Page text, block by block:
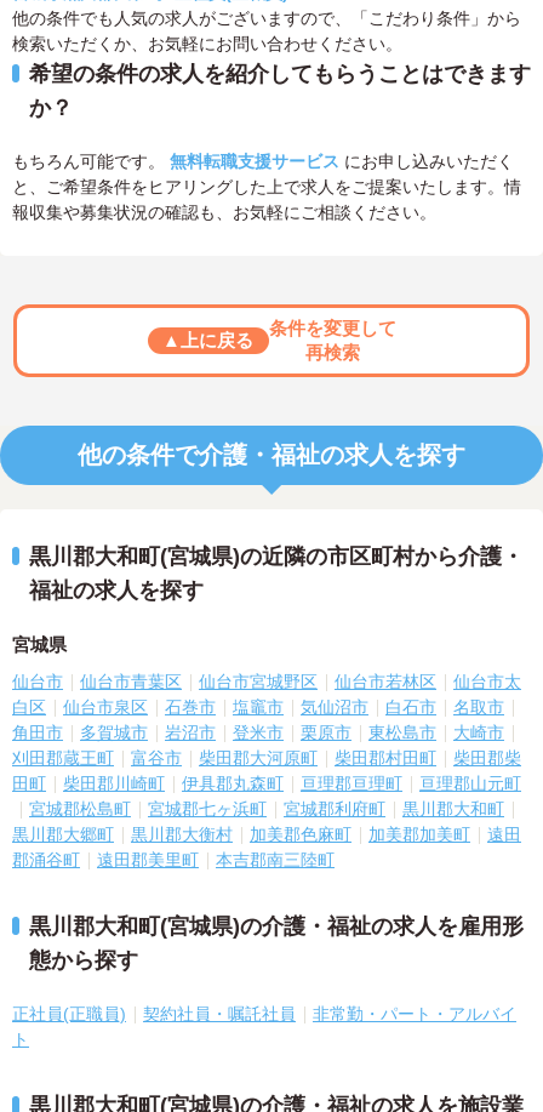
他の条件でも人気の求人がございますので、「こだわり条件」から
検索いただくか、お気軽にお問い合わせください。
希望の条件の求人を紹介してもらうことはできます
か？
もちろん可能です。 無料転職支援サービス にお申し込みいただく
と、ご希望条件をヒアリングした上で求人をご提案いたします。情
報収集や募集状況の確認も、お気軽にご相談ください。
▲上に戻る
条件を変更して
再検索
他の条件で介護・福祉の求人を探す
黒川郡大和町(宮城県)の近隣の市区町村から介護・
福祉の求人を探す
宮城県
仙台市 仙台市青葉区 仙台市宮城野区 仙台市若林区
仙台市太
白区
仙台市泉区 石巻市 塩竈市 気仙沼市 白石市
名取市
角田市
多賀城市 岩沼市 登米市 栗原市 東松島市
大崎市
刈田郡蔵王町
富谷市 柴田郡大河原町 柴田郡村田町
柴田郡柴
田町
柴田郡川崎町 伊具郡丸森町 亘理郡亘理町
亘理郡山元町
宮城郡松島町
宮城郡七ヶ浜町 宮城郡利府町
黒川郡大和町
黒川郡大郷町
黒川郡大衡村 加美郡色麻町 加美郡加美町
遠田
郡涌谷町
遠田郡美里町 本吉郡南三陸町
黒川郡大和町(宮城県)の介護・福祉の求人を雇用形
態から探す
正社員(正職員) 契約社員・嘱託社員
非常勤・パート・アルバイ
ト
黒川郡大和町(宮城県)の介護・福祉の求人を施設業